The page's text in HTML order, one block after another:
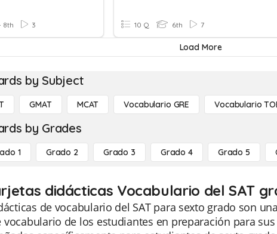
8th 3 10 Q 6th 7
Load More
by Subject
GMAT MCAT Vocabulario GRE Vocabulario
by Grades
1 Grado 2 Grado 3 Grado 4 Grado 5
didácticas Vocabulario del SAT
de vocabulario del SAT para sexto grado son
de los estudiantes en preparación para sus